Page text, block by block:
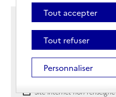
Rue de Gireugne
36000 - Châteauroux
Voir itinéraire
Téléphone :
02 54 53 77 50
Contact
Contact
Site Internet
Site internet non renseigné
Tout accepter
Tout refuser
Personnaliser